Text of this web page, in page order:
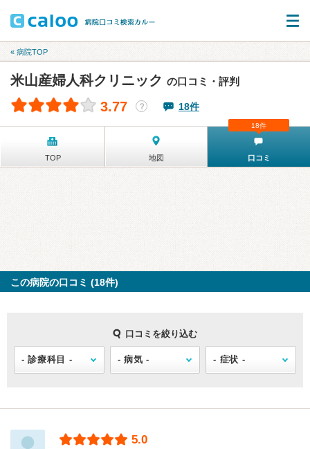
« 病院TOP
米山産婦人科クリニック の口コミ・評判
3.77 ？ 18件
TOP 地図 口コミ
18件
この病院の口コミ (18件)
口コミを絞り込む
5.0